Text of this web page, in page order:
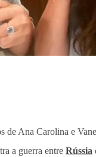
de Ana Carolina e
a guerra entre Rússia